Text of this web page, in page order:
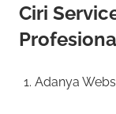
Ciri
Adanya